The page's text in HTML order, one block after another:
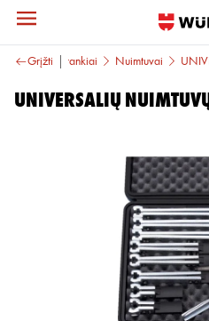
Grįžti
universalūs įrankiai Nuimtuvai
UNIVERSALIŲ